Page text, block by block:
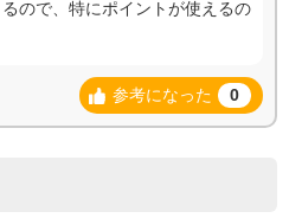
ので、特にポイントが使えるの
参考になった 0